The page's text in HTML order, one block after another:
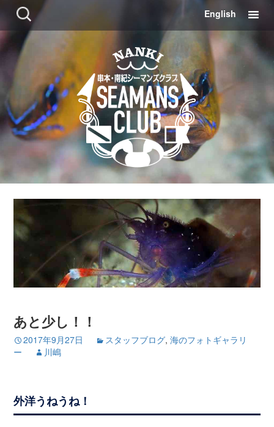
検
索:
コ
ン
ツ
に
English
あと少し！！
2017年9月27日 スタッフブログ,海のフォトギャラリ
ー
川嶋
外洋うねうね！